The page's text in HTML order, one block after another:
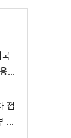
접
사